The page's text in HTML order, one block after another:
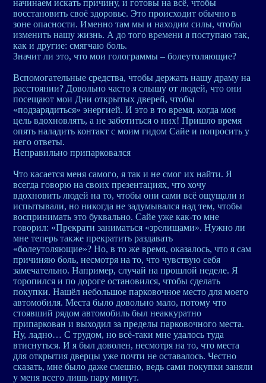
начинаем искать причину, и готовы на всё, чтобы
восстановить своё здоровье. Это происходит обычно в
зоне опасности. Именно там мы и находим силы, чтобы
изменить нашу жизнь. А до того времени я поступаю так,
как и другие: смягчаю боль.
Значит ли это, что мои голограммы – болеутоляющие?
Вспомогательные средства, чтобы держать нашу драму на
расстоянии? Довольно часто я слышу от людей, что они
посещают мои Дни открытых дверей, чтобы
«подзарядиться» энергией. И это в то время, когда моя
цель вдохновлять, а не заботиться о них! Пришло время
опять наладить контакт с моим гидом Сайе и попросить у
него ответы.
Неправильно припарковался
Что касается меня самого, я так и не смог их найти. Я
всегда говорю на своих презентациях, что хочу
вдохновить людей на то, чтобы они сами всё ощущали и
испытывали, но никогда не задумывался над тем, чтобы
воспринимать это буквально. Сайе уже как-то мне
говорил: «Прекрати заниматься «зрелищами». Нужно ли
мне теперь также прекратить раздавать
«болеутоляющие»? Но, в то же время, оказалось, что я сам
причиняю боль, несмотря на то, что чувствую себя
замечательно. Например, случай на прошлой неделе. Я
торопился и по дороге остановился, чтобы сделать
покупки. Нашёл небольшое парковочное место для моего
автомобиля. Места было довольно мало, потому что
стоявший рядом автомобиль был неаккуратно
припаркован и выходил за пределы парковочного места.
Ну, ладно… С трудом, но всё-таки мне удалось туда
втиснуться. И я был доволен, несмотря на то, что места
для открытия дверцы уже почти не оставалось. Честно
сказать, мне было даже смешно, ведь сами покупки заняли
у меня всего лишь пару минут.